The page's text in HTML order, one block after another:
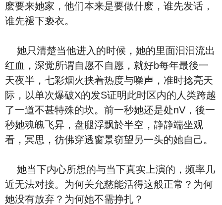
麽要来她家，他们本来是要做什麽，谁先发话，
谁先褪下亵衣。
她只清楚当他进入的时候，她的里面汩汩流出
红血，深觉所谓自愿不自愿，就好b每年最後一
天夜半，七彩烟火挟着热度与噪声，准时捻亮天
际，以单次爆破X的发S证明此时区内的人类跨越
了一道不甚特殊的坎。前一秒她还是处nV，後一
秒她魂魄飞昇，盘腿浮飘於半空，静静端坐观
看，冥思，彷佛穿透窗景窃望另一头的她自己。
她当下内心所想的与当下真实上演的，频率几
近无法对接。为何关允慈能活得这般正常？为何
她没有放弃？为何她不需挣扎？